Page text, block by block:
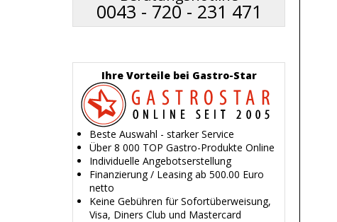
0043 - 720 - 231 471
Ihre Vorteile bei Gastro-Star
Beste Auswahl - starker Service
Über 8 000 TOP Gastro-Produkte Online
Individuelle Angebotserstellung
Finanzierung / Leasing ab 500.00 Euro
netto
Keine Gebühren für Sofortüberweisung,
Visa, Diners Club und Mastercard